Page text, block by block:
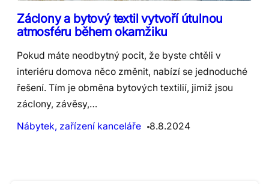
Záclony a bytový textil vytvoří útulnou
atmosféru během okamžiku
Pokud máte neodbytný pocit, že byste chtěli v
interiéru domova něco změnit, nabízí se jednoduché
řešení. Tím je obměna bytových textilií, jimiž jsou
záclony, závěsy,…
Nábytek, zařízení kanceláře
8.8.2024